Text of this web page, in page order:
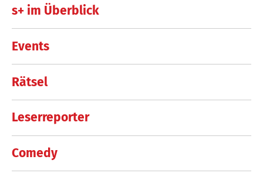
s+ im Überblick
Events
Rätsel
Leserreporter
Comedy